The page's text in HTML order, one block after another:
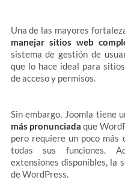
Una de las mayores
manejar sitios web
sistema de gestión de
que lo hace ideal para
de acceso y permisos.
Sin embargo, Joomla tiene
más pronunciada que
pero requiere un poco
todas sus funciones.
extensiones disponibles, la
de WordPress.